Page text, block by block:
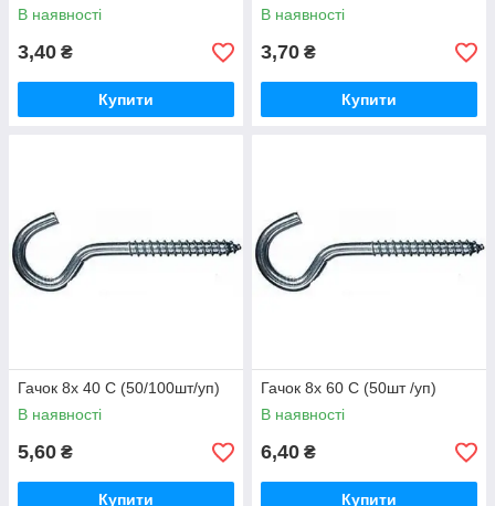
В наявності
3,40 ₴
Купити
В наявності
3,70 ₴
Купити
Гачок 8х 40 С (50/100шт/уп)
В наявності
5,60 ₴
Купити
Гачок 8х 60 С (50шт /уп)
В наявності
6,40 ₴
Купити